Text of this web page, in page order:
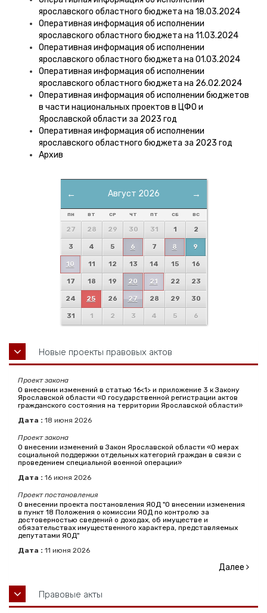
ярославского областного бюджета на 18.03.2024
Оперативная информация об исполнении
ярославского областного бюджета на 11.03.2024
Оперативная информация об исполнении
ярославского областного бюджета на 01.03.2024
Оперативная информация об исполнении
ярославского областного бюджета на 26.02.2024
Оперативная информация об исполнении бюджетов
в части национальных проектов в ЦФО и
Ярославской области за 2023 год
Оперативная информация об исполнении
ярославского областного бюджета за 2023 год
Архив
← →
Август 2026
ПН ВТ СР ЧТ ПТ СБ ВС
27 28 29 30 31 1 2
3 4 5 6 7 8 9
10 11 12 13 14 15 16
17 18 19 20 21 22 23
24 25 26 27 28 29 30
31 1 2 3 4 5 6
Новые проекты правовых актов
Проект закона
О внесении изменений в статью 16<1> и приложение 3 к Закону
Ярославской области «О государственной регистрации актов
гражданского состояния на территории Ярославской области»
Дата : 18 июня 2026
Проект закона
О внесении изменений в Закон Ярославской области «О мерах
социальной поддержки отдельных категорий граждан в связи с
проведением специальной военной операции»
Дата : 16 июня 2026
Проект постановления
О внесении проекта постановления ЯОД "О внесении изменения
в пункт 18 Положения о комиссии ЯОД по контролю за
достоверностью сведений о доходах, об имуществе и
обязательствах имущественного характера, представляемых
депутатами ЯОД"
Дата : 11 июня 2026
Далее
Правовые акты